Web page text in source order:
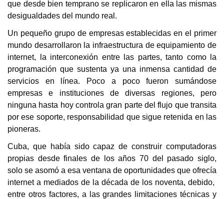
que desde bien temprano se replicaron en ella las mismas
desigualdades del mundo real.
Un pequeño grupo de empresas establecidas en el primer
mundo desarrollaron la infraestructura de equipamiento de
internet, la interconexión entre las partes, tanto como la
programación que sustenta ya una inmensa cantidad de
servicios en línea. Poco a poco fueron sumándose
empresas e instituciones de diversas regiones, pero
ninguna hasta hoy controla gran parte del flujo que transita
por ese soporte, responsabilidad que sigue retenida en las
pioneras.
Cuba, que había sido capaz de construir computadoras
propias desde finales de los años 70 del pasado siglo,
solo se asomó a esa ventana de oportunidades que ofrecía
internet a mediados de la década de los noventa, debido,
entre otros factores, a las grandes limitaciones técnicas y